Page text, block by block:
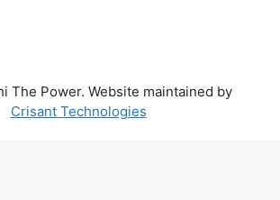
The Power. Website maintained by
Crisant Technologies